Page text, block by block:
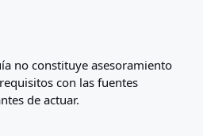
no constituye asesoramiento
con las fuentes
de actuar.